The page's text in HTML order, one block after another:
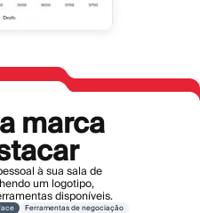
marca
à sua sala de
um logotipo,
disponíveis.
Ferramentas de negociação